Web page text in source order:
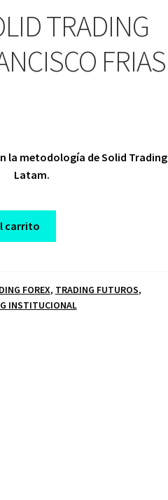
TRADING
FRIAS
la metodología de Solid Trading
Latam.
carrito
FOREX, TRADING FUTUROS,
INSTITUCIONAL